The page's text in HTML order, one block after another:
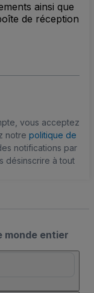
ainsi que
de réception
vous acceptez
notre politique de
notifications par
désinscrire à tout
monde entier